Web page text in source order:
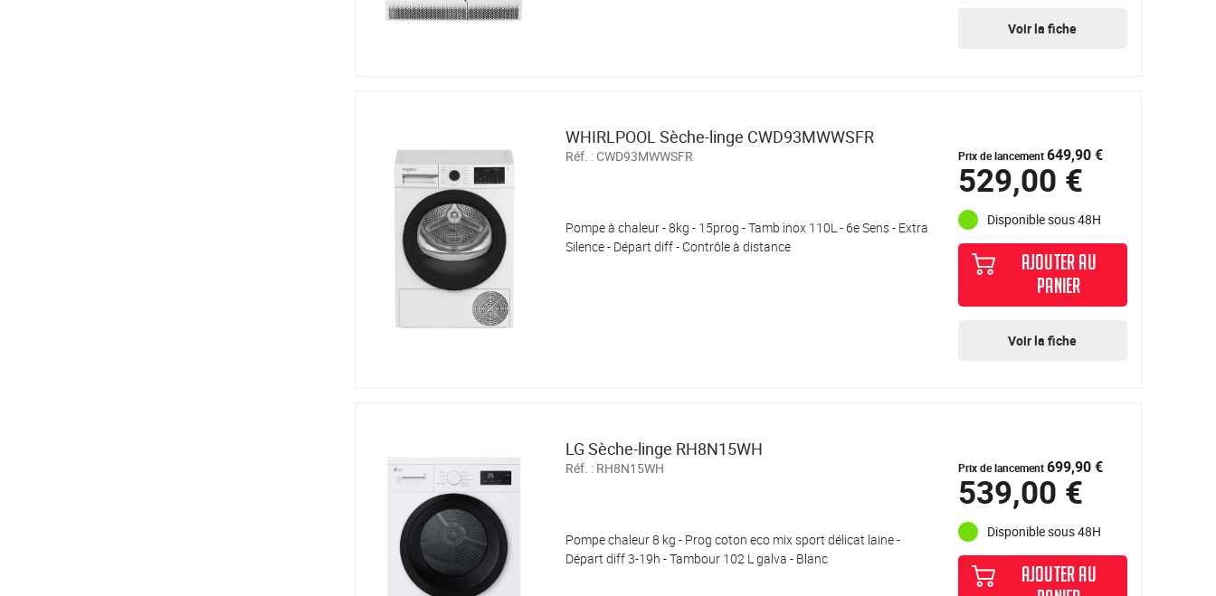
Voir la fiche
WHIRLPOOL Sèche-linge CWD93MWWSFR
Réf. :CWD93MWWSFR
Pompe à chaleur - 8kg - 15prog - Tamb inox 110L - 6e Sens - Extra
Silence - Départ diff - Contrôle à distance
Prix de lancement649,90 €
529,00 €
Disponible sous 48H
AJOUTER AU
PANIER
Voir la fiche
LG Sèche-linge RH8N15WH
Réf. : RH8N15WH
Pompe chaleur 8 kg - Prog coton eco mix sport délicat laine -
Départ diff 3-19h - Tambour 102 L galva - Blanc
Prix de lancement699,90 €
539,00 €
Disponible sous 48H
AJOUTER AU